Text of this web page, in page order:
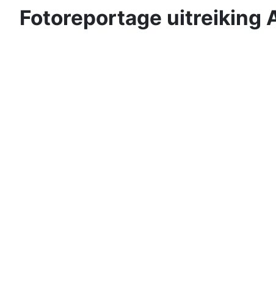
Fotoreportage uitreiking